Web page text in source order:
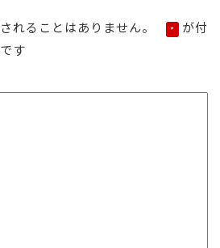
れることはありません。 *
が付
す